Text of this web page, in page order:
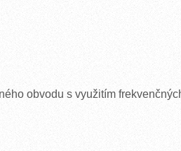
obvodu s využitím